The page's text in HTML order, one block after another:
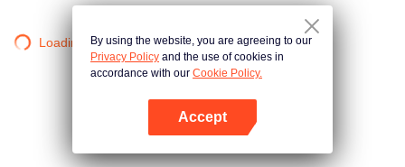
Loading…By using the website, you are agreeing to our
Privacy Policy and the use of cookies in
accordance with our Cookie Policy.
Accept